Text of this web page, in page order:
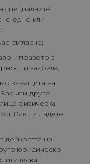
специалните
едно или
съгласие;
и правото в
и закрила;
за защита на
или друго
физическа
Вие да дадете
дейността на
юридическо